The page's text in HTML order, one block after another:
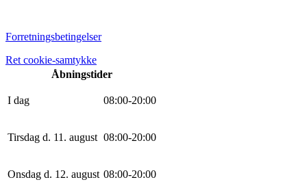
Forretningsbetingelser
Ret cookie-samtykke
Åbningstider
I dag 08:00-20:00
Tirsdag d. 11. august 08:00-20:00
Onsdag d. 12. august 08:00-20:00